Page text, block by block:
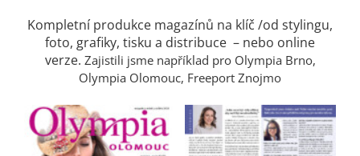
Kompletní produkce magazínů na klíč /od stylingu,
foto, grafiky, tisku a distribuce – nebo online
verze. Zajistili jsme například pro Olympia Brno,
Olympia Olomouc, Freeport Znojmo